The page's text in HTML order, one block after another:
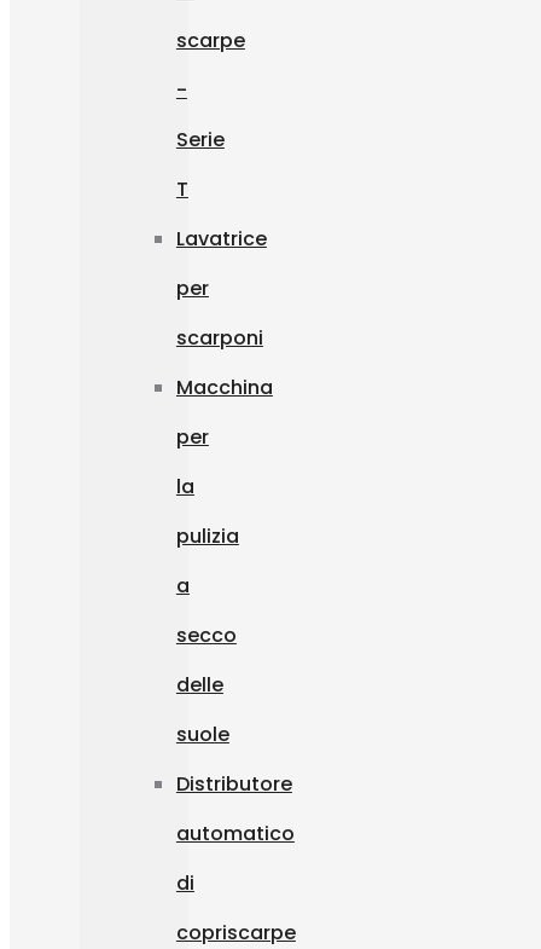
scarpe
-
Serie
T
Lavatrice
per
scarponi
Macchina
per
la
pulizia
a
secco
delle
suole
Distributore
automatico
di
copriscarpe